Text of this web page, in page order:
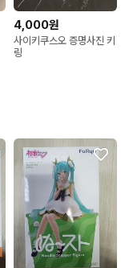
4,000원
사이키쿠스오 증명사진 키
링